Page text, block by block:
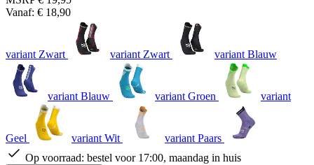
Vanaf: € 18,90
variant Zwart variant Zwart variant Blauw
variant Blauw variant Groen variant
Geel variant Wit
variant Paars
Op voorraad: bestel voor 17:00, maandag in huis